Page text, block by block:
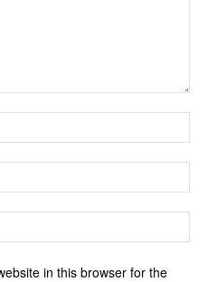
in this browser for the